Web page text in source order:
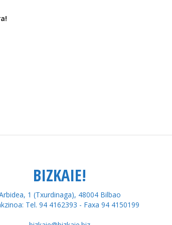
BIZKAIE!
1 (Txurdinaga), 48004 Bilbao
Tel. 94 4162393 - Faxa 94 4150199